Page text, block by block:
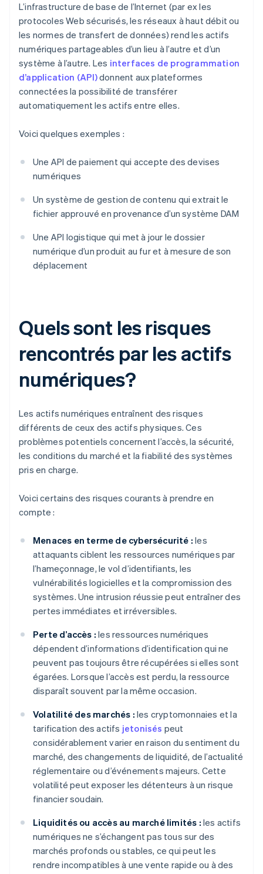
L’infrastructure de base de l’Internet (par ex les
protocoles Web sécurisés, les réseaux à haut débit ou
les normes de transfert de données) rend les actifs
numériques partageables d’un lieu à l’autre et d’un
système à l’autre. Les interfaces de programmation
d’application (API)donnent aux plateformes
connectées la possibilité de transférer
automatiquement les actifs entre elles.
Voici quelques exemples :
Une API de paiement qui accepte des devises
numériques
Un système de gestion de contenu qui extrait le
fichier approuvé en provenance d’un système DAM
Une API logistique qui met à jour le dossier
numérique d’un produit au fur et à mesure de son
déplacement
Quels sont les risques
rencontrés par les actifs
numériques?
Les actifs numériques entraînent des risques
différents de ceux des actifs physiques. Ces
problèmes potentiels concernent l’accès, la sécurité,
les conditions du marché et la fiabilité des systèmes
pris en charge.
Voici certains des risques courants à prendre en
compte :
Menaces en terme de cybersécurité : les
attaquants ciblent les ressources numériques par
l’hameçonnage, le vol d’identifiants, les
vulnérabilités logicielles et la compromission des
systèmes. Une intrusion réussie peut entraîner des
pertes immédiates et irréversibles.
Perte d’accès : les ressources numériques
dépendent d’informations d’identification qui ne
peuvent pas toujours être récupérées si elles sont
égarées. Lorsque l’accès est perdu, la ressource
disparaît souvent par la même occasion.
Volatilité des marchés : les cryptomonnaies et la
tarification des actifs jetonisés peut
considérablement varier en raison du sentiment du
marché, des changements de liquidité, de l’actualité
réglementaire ou d’événements majeurs. Cette
volatilité peut exposer les détenteurs à un risque
financier soudain.
Liquidités ou accès au marché limités : les actifs
numériques ne s’échangent pas tous sur des
marchés profonds ou stables, ce qui peut les
rendre incompatibles à une vente rapide ou à des